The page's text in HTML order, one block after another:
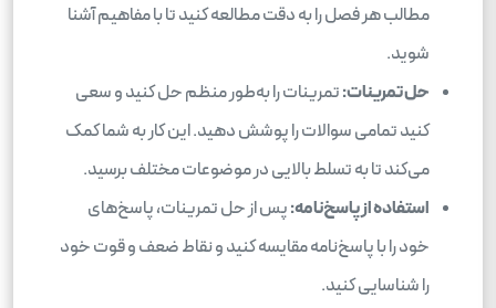
مطالب هر فصل را به دقت مطالعه کنید تا با مفاهیم آشنا
شوید.
حل تمرینات:تمرینات را به‌طور منظم حل کنید و سعی
کنید تمامی سوالات را پوشش دهید. این کار به شما کمک
می‌کند تا به تسلط بالایی در موضوعات مختلف برسید.
استفاده از پاسخ‌نامه:پس از حل تمرینات، پاسخ‌های
خود را با پاسخ‌نامه مقایسه کنید و نقاط ضعف و قوت خود
را شناسایی کنید.